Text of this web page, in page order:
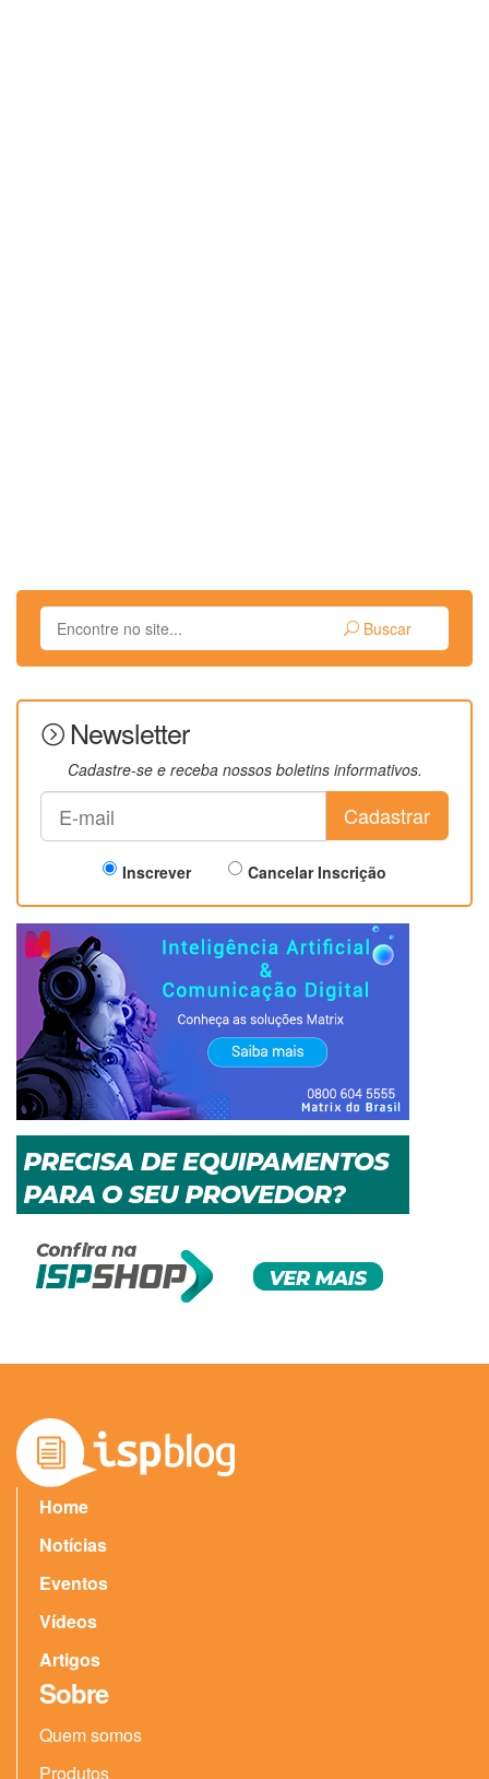
Buscar
Newsletter
Cadastre-se e receba nossos boletins informativos.
Cadastrar
Inscrever Cancelar Inscrição
Home
Notícias
Eventos
Vídeos
Artigos
Sobre
Quem somos
Produtos